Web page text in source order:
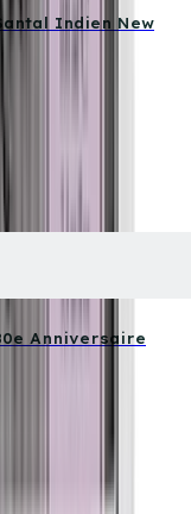
Indien New
Anniversaire